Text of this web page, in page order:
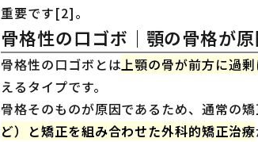
重要です[2]。
骨格性の口ゴボ｜顎の骨格が
骨格性の口ゴボとは上顎の骨が前方に過
えるタイプです。
骨格そのものが原因であるため、通常の
ど）と矯正を組み合わせた外科的矯正治療